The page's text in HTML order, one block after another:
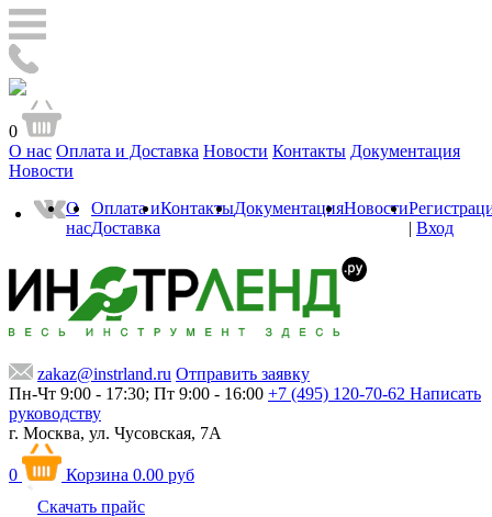
0
О нас Оплата и Доставка Новости Контакты Документация
Новости
О
нас
Оплата и
Доставка
КонтактыДокументацияНовости
| Вход
zakaz@instrland.ru Отправить заявку
Пн-Чт 9:00 - 17:30; Пт 9:00 - 16:00 +7 (495) 120-70-62 Написать
руководству
г. Москва, ул. Чусовская, 7А
0 Корзина 0.00 руб
Скачать прайс